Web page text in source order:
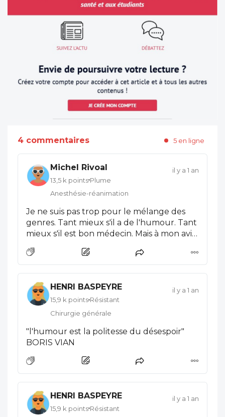
4 commentaires 5 en ligne
Michel Rivoal
13,5 k points Plume
Anesthésie-réanimation
il y a 1 an
Je ne suis pas trop pour le mélange des
genres. Tant mieux s'il a de l'humour. Tant
mieux s'il est bon médecin. Mais à mon avis
conflits d'intérêts le guettent... Le
surmenage aussi!
HENRI BASPEYRE
15,9 k points Résistant
Chirurgie générale
il y a 1 an
"l'humour est la politesse du désespoir"
BORIS VIAN
HENRI BASPEYRE
15,9 k points Résistant
il y a 1 an